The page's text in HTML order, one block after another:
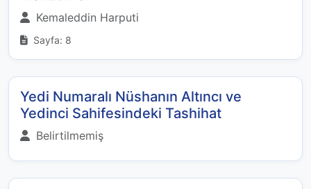
Kemaleddin Harputi
Sayfa: 8
Yedi Numaralı Nüshanın Altıncı ve
Yedinci Sahifesindeki Tashihat
Belirtilmemiş